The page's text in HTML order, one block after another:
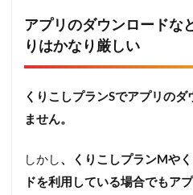
アプリのダウンロードな
りはかなり厳しい
くりこしプランSでアプリの
ません。
しかし 、くりこしプランMや
ドを利用している場合でもア